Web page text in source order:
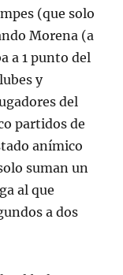
(que solo
Morena (a
a 1 punto del
y
del
partidos de
anímico
suman un
al que
a dos